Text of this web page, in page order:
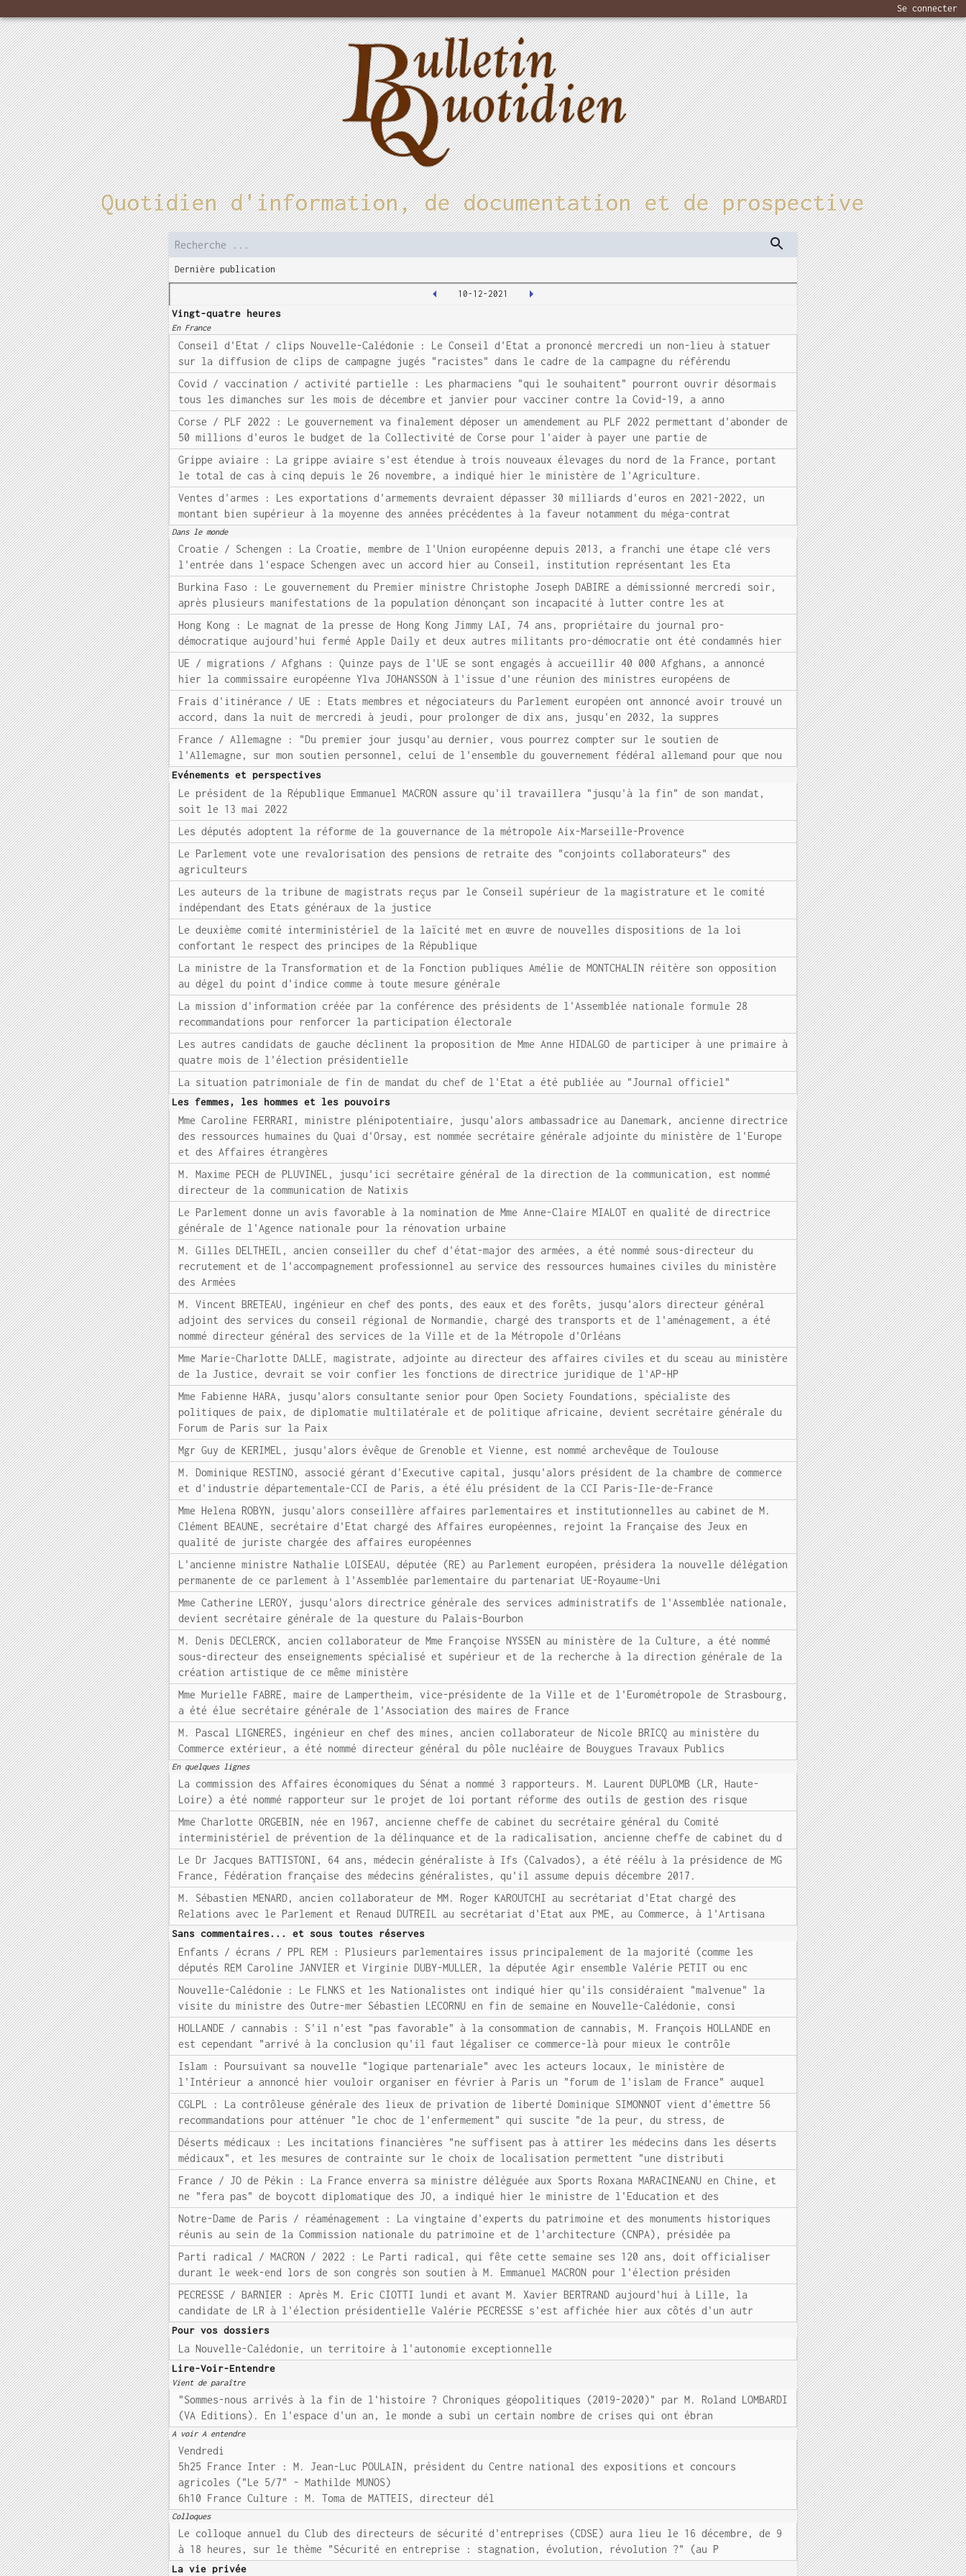
Se connecter
Quotidien d'information, de documentation et de prospective
Dernière publication
10-12-2021
Vingt-quatre heures
En France
Conseil d'Etat / clips Nouvelle-Calédonie : Le Conseil d'Etat a prononcé mercredi un non-lieu à statuer
sur la diffusion de clips de campagne jugés "racistes" dans le cadre de la campagne du référendu
Covid / vaccination / activité partielle : Les pharmaciens "qui le souhaitent" pourront ouvrir désormais
tous les dimanches sur les mois de décembre et janvier pour vacciner contre la Covid-19, a anno
Corse / PLF 2022 : Le gouvernement va finalement déposer un amendement au PLF 2022 permettant d'abonder de
50 millions d'euros le budget de la Collectivité de Corse pour l'aider à payer une partie de
Grippe aviaire : La grippe aviaire s'est étendue à trois nouveaux élevages du nord de la France, portant
le total de cas à cinq depuis le 26 novembre, a indiqué hier le ministère de l'Agriculture.
Ventes d'armes : Les exportations d'armements devraient dépasser 30 milliards d'euros en 2021-2022, un
montant bien supérieur à la moyenne des années précédentes à la faveur notamment du méga-contrat
Dans le monde
Croatie / Schengen : La Croatie, membre de l'Union européenne depuis 2013, a franchi une étape clé vers
l'entrée dans l'espace Schengen avec un accord hier au Conseil, institution représentant les Eta
Burkina Faso : Le gouvernement du Premier ministre Christophe Joseph DABIRE a démissionné mercredi soir,
après plusieurs manifestations de la population dénonçant son incapacité à lutter contre les at
Hong Kong : Le magnat de la presse de Hong Kong Jimmy LAI, 74 ans, propriétaire du journal pro-
démocratique aujourd'hui fermé Apple Daily et deux autres militants pro-démocratie ont été condamnés hier
UE / migrations / Afghans : Quinze pays de l'UE se sont engagés à accueillir 40 000 Afghans, a annoncé
hier la commissaire européenne Ylva JOHANSSON à l'issue d'une réunion des ministres européens de
Frais d'itinérance / UE : Etats membres et négociateurs du Parlement européen ont annoncé avoir trouvé un
accord, dans la nuit de mercredi à jeudi, pour prolonger de dix ans, jusqu'en 2032, la suppres
France / Allemagne : "Du premier jour jusqu'au dernier, vous pourrez compter sur le soutien de
l'Allemagne, sur mon soutien personnel, celui de l'ensemble du gouvernement fédéral allemand pour que nou
Evénements et perspectives
Le président de la République Emmanuel MACRON assure qu'il travaillera "jusqu'à la fin" de son mandat,
soit le 13 mai 2022
Les députés adoptent la réforme de la gouvernance de la métropole Aix-Marseille-Provence
Le Parlement vote une revalorisation des pensions de retraite des "conjoints collaborateurs" des
agriculteurs
Les auteurs de la tribune de magistrats reçus par le Conseil supérieur de la magistrature et le comité
indépendant des Etats généraux de la justice
Le deuxième comité interministériel de la laïcité met en œuvre de nouvelles dispositions de la loi
confortant le respect des principes de la République
La ministre de la Transformation et de la Fonction publiques Amélie de MONTCHALIN réitère son opposition
au dégel du point d'indice comme à toute mesure générale
La mission d'information créée par la conférence des présidents de l'Assemblée nationale formule 28
recommandations pour renforcer la participation électorale
Les autres candidats de gauche déclinent la proposition de Mme Anne HIDALGO de participer à une primaire à
quatre mois de l'élection présidentielle
La situation patrimoniale de fin de mandat du chef de l'Etat a été publiée au "Journal officiel"
Les femmes, les hommes et les pouvoirs
Mme Caroline FERRARI, ministre plénipotentiaire, jusqu'alors ambassadrice au Danemark, ancienne directrice
des ressources humaines du Quai d'Orsay, est nommée secrétaire générale adjointe du ministère de l'Europe
et des Affaires étrangères
M. Maxime PECH de PLUVINEL, jusqu'ici secrétaire général de la direction de la communication, est nommé
directeur de la communication de Natixis
Le Parlement donne un avis favorable à la nomination de Mme Anne-Claire MIALOT en qualité de directrice
générale de l'Agence nationale pour la rénovation urbaine
M. Gilles DELTHEIL, ancien conseiller du chef d'état-major des armées, a été nommé sous-directeur du
recrutement et de l'accompagnement professionnel au service des ressources humaines civiles du ministère
des Armées
M. Vincent BRETEAU, ingénieur en chef des ponts, des eaux et des forêts, jusqu'alors directeur général
adjoint des services du conseil régional de Normandie, chargé des transports et de l'aménagement, a été
nommé directeur général des services de la Ville et de la Métropole d'Orléans
Mme Marie-Charlotte DALLE, magistrate, adjointe au directeur des affaires civiles et du sceau au ministère
de la Justice, devrait se voir confier les fonctions de directrice juridique de l'AP-HP
Mme Fabienne HARA, jusqu'alors consultante senior pour Open Society Foundations, spécialiste des
politiques de paix, de diplomatie multilatérale et de politique africaine, devient secrétaire générale du
Forum de Paris sur la Paix
Mgr Guy de KERIMEL, jusqu'alors évêque de Grenoble et Vienne, est nommé archevêque de Toulouse
M. Dominique RESTINO, associé gérant d'Executive capital, jusqu'alors président de la chambre de commerce
et d'industrie départementale-CCI de Paris, a été élu président de la CCI Paris-Ile-de-France
Mme Helena ROBYN, jusqu'alors conseillère affaires parlementaires et institutionnelles au cabinet de M.
Clément BEAUNE, secrétaire d'Etat chargé des Affaires européennes, rejoint la Française des Jeux en
qualité de juriste chargée des affaires européennes
L'ancienne ministre Nathalie LOISEAU, députée (RE) au Parlement européen, présidera la nouvelle délégation
permanente de ce parlement à l'Assemblée parlementaire du partenariat UE-Royaume-Uni
Mme Catherine LEROY, jusqu'alors directrice générale des services administratifs de l'Assemblée nationale,
devient secrétaire générale de la questure du Palais-Bourbon
M. Denis DECLERCK, ancien collaborateur de Mme Françoise NYSSEN au ministère de la Culture, a été nommé
sous-directeur des enseignements spécialisé et supérieur et de la recherche à la direction générale de la
création artistique de ce même ministère
Mme Murielle FABRE, maire de Lampertheim, vice-présidente de la Ville et de l'Eurométropole de Strasbourg,
a été élue secrétaire générale de l'Association des maires de France
M. Pascal LIGNERES, ingénieur en chef des mines, ancien collaborateur de Nicole BRICQ au ministère du
Commerce extérieur, a été nommé directeur général du pôle nucléaire de Bouygues Travaux Publics
En quelques lignes
La commission des Affaires économiques du Sénat a nommé 3 rapporteurs. M. Laurent DUPLOMB (LR, Haute-
Loire) a été nommé rapporteur sur le projet de loi portant réforme des outils de gestion des risque
Mme Charlotte ORGEBIN, née en 1967, ancienne cheffe de cabinet du secrétaire général du Comité
interministériel de prévention de la délinquance et de la radicalisation, ancienne cheffe de cabinet du d
Le Dr Jacques BATTISTONI, 64 ans, médecin généraliste à Ifs (Calvados), a été réélu à la présidence de MG
France, Fédération française des médecins généralistes, qu'il assume depuis décembre 2017.
M. Sébastien MENARD, ancien collaborateur de MM. Roger KAROUTCHI au secrétariat d'Etat chargé des
Relations avec le Parlement et Renaud DUTREIL au secrétariat d'Etat aux PME, au Commerce, à l'Artisana
Sans commentaires... et sous toutes réserves
Enfants / écrans / PPL REM : Plusieurs parlementaires issus principalement de la majorité (comme les
députés REM Caroline JANVIER et Virginie DUBY-MULLER, la députée Agir ensemble Valérie PETIT ou enc
Nouvelle-Calédonie : Le FLNKS et les Nationalistes ont indiqué hier qu'ils considéraient "malvenue" la
visite du ministre des Outre-mer Sébastien LECORNU en fin de semaine en Nouvelle-Calédonie, consi
HOLLANDE / cannabis : S'il n'est "pas favorable" à la consommation de cannabis, M. François HOLLANDE en
est cependant "arrivé à la conclusion qu'il faut légaliser ce commerce-là pour mieux le contrôle
Islam : Poursuivant sa nouvelle "logique partenariale" avec les acteurs locaux, le ministère de
l'Intérieur a annoncé hier vouloir organiser en février à Paris un "forum de l'islam de France" auquel
CGLPL : La contrôleuse générale des lieux de privation de liberté Dominique SIMONNOT vient d'émettre 56
recommandations pour atténuer "le choc de l'enfermement" qui suscite "de la peur, du stress, de
Déserts médicaux : Les incitations financières "ne suffisent pas à attirer les médecins dans les déserts
médicaux", et les mesures de contrainte sur le choix de localisation permettent "une distributi
France / JO de Pékin : La France enverra sa ministre déléguée aux Sports Roxana MARACINEANU en Chine, et
ne "fera pas" de boycott diplomatique des JO, a indiqué hier le ministre de l'Education et des
Notre-Dame de Paris / réaménagement : La vingtaine d'experts du patrimoine et des monuments historiques
réunis au sein de la Commission nationale du patrimoine et de l'architecture (CNPA), présidée pa
Parti radical / MACRON / 2022 : Le Parti radical, qui fête cette semaine ses 120 ans, doit officialiser
durant le week-end lors de son congrès son soutien à M. Emmanuel MACRON pour l'élection présiden
PECRESSE / BARNIER : Après M. Eric CIOTTI lundi et avant M. Xavier BERTRAND aujourd'hui à Lille, la
candidate de LR à l'élection présidentielle Valérie PECRESSE s'est affichée hier aux côtés d'un autr
Pour vos dossiers
La Nouvelle-Calédonie, un territoire à l'autonomie exceptionnelle
Lire-Voir-Entendre
Vient de paraître
"Sommes-nous arrivés à la fin de l'histoire ? Chroniques géopolitiques (2019-2020)" par M. Roland LOMBARDI
(VA Editions). En l'espace d'un an, le monde a subi un certain nombre de crises qui ont ébran
A voir A entendre
Vendredi
5h25 France Inter : M. Jean-Luc POULAIN, président du Centre national des expositions et concours
agricoles ("Le 5/7" - Mathilde MUNOS)
6h10 France Culture : M. Toma de MATTEIS, directeur dél
Colloques
Le colloque annuel du Club des directeurs de sécurité d'entreprises (CDSE) aura lieu le 16 décembre, de 9
à 18 heures, sur le thème "Sécurité en entreprise : stagnation, évolution, révolution ?" (au P
La vie privée